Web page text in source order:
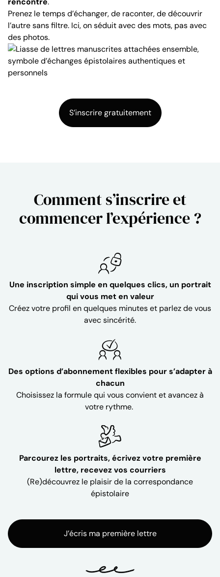
Prenez le temps d’échanger, de raconter, de découvrir
l’autre sans filtre. Ici, on séduit avec des mots, pas avec
des photos.
S’inscrire gratuitement
Comment s’inscrire et
commencer l’expérience ?
Une inscription simple en quelques clics, un portrait
qui vous met en valeur
Créez votre profil en quelques minutes et parlez de vous
avec sincérité.
Des options d’abonnement flexibles pour s’adapter à
chacun
Choisissez la formule qui vous convient et avancez à
votre rythme.
Parcourez les portraits, écrivez votre première
lettre, recevez vos courriers
(Re)découvrez le plaisir de la correspondance
épistolaire
J’écris ma première lettre